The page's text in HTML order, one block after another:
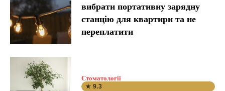
вибрати портативну зарядну
станцію для квартири та не
переплатити
Стоматології
★ 9.3